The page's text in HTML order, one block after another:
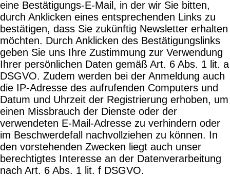
eine Bestätigungs-E-Mail, in der wir Sie bitten,
durch Anklicken eines entsprechenden Links zu
bestätigen, dass Sie zukünftig Newsletter erhalten
möchten. Durch Anklicken des Bestätigungslinks
geben Sie uns Ihre Zustimmung zur Verwendung
Ihrer persönlichen Daten gemäß Art. 6 Abs. 1 lit. a
DSGVO. Zudem werden bei der Anmeldung auch
die IP-Adresse des aufrufenden Computers und
Datum und Uhrzeit der Registrierung erhoben, um
einen Missbrauch der Dienste oder der
verwendeten E-Mail-Adresse zu verhindern oder
im Beschwerdefall nachvollziehen zu können. In
den vorstehenden Zwecken liegt auch unser
berechtigtes Interesse an der Datenverarbeitung
nach Art. 6 Abs. 1 lit. f DSGVO.